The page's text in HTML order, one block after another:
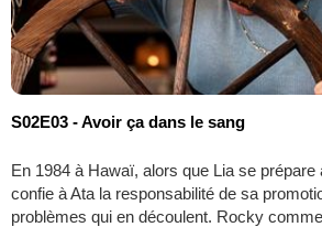
S02E03 - Avoir ça dans le sang
En 1984 à Hawaï, alors que Lia se prépare
confie à Ata la responsabilité de sa
problèmes qui en découlent. Rocky